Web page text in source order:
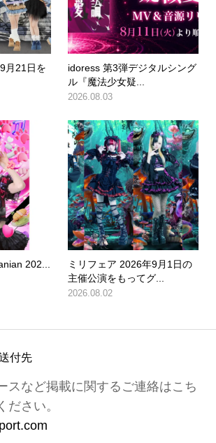
月21日を
idoress 第3弾デジタルシング
ル『魔法少女疑...
2026.08.03
202...
ミリフェア 2026年9月1日の
主催公演をもってグ...
2026.08.02
付先
スなど掲載に関するご連絡はこち
ださい。